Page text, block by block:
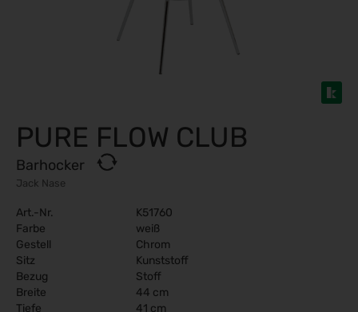
PURE FLOW CLUB
Barhocker
Jack Nase
Art.-Nr.
K51760
Farbe
weiß
Gestell
Chrom
Sitz
Kunststoff
Bezug
Stoff
Breite
44 cm
Tiefe
41 cm